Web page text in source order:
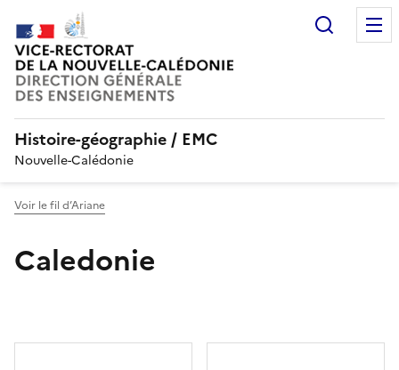
Histoire-géographie / EMC
Nouvelle-Calédonie
Voir le fil d’Ariane
Caledonie